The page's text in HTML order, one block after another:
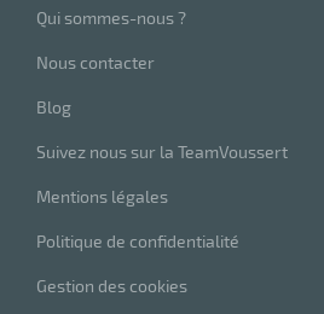
Qui sommes-nous ?
Nous contacter
Blog
Suivez nous sur la TeamVoussert
Mentions légales
Politique de confidentialité
Gestion des cookies